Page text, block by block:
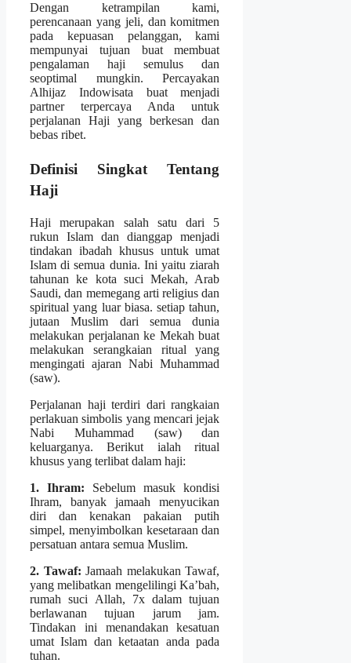
Dengan ketrampilan kami,
perencanaan yang jeli, dan komitmen
pada kepuasan pelanggan, kami
mempunyai tujuan buat membuat
pengalaman haji semulus dan
seoptimal mungkin. Percayakan
Alhijaz Indowisata buat menjadi
partner terpercaya Anda untuk
perjalanan Haji yang berkesan dan
bebas ribet.
Definisi Singkat Tentang
Haji
Haji merupakan salah satu dari 5
rukun Islam dan dianggap menjadi
tindakan ibadah khusus untuk umat
Islam di semua dunia. Ini yaitu ziarah
tahunan ke kota suci Mekah, Arab
Saudi, dan memegang arti religius dan
spiritual yang luar biasa. setiap tahun,
jutaan Muslim dari semua dunia
melakukan perjalanan ke Mekah buat
melakukan serangkaian ritual yang
mengingati ajaran Nabi Muhammad
(saw).
Perjalanan haji terdiri dari rangkaian
perlakuan simbolis yang mencari jejak
Nabi Muhammad (saw) dan
keluarganya. Berikut ialah ritual
khusus yang terlibat dalam haji:
1. Ihram: Sebelum masuk kondisi
Ihram, banyak jamaah menyucikan
diri dan kenakan pakaian putih
simpel, menyimbolkan kesetaraan dan
persatuan antara semua Muslim.
2. Tawaf: Jamaah melakukan Tawaf,
yang melibatkan mengelilingi Ka’bah,
rumah suci Allah, 7x dalam tujuan
berlawanan tujuan jarum jam.
Tindakan ini menandakan kesatuan
umat Islam dan ketaatan anda pada
tuhan.